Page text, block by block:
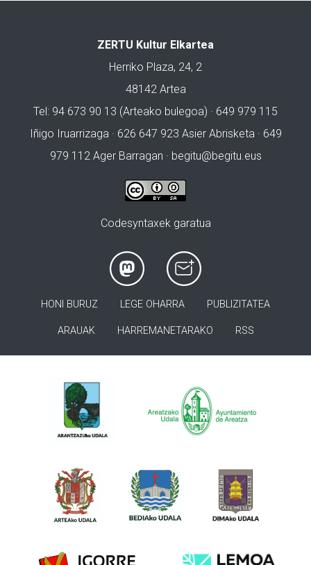
ZERTU Kultur Elkartea
Herriko Plaza, 24, 2
48142 Artea
Tel: 94 673 90 13 (Arteako bulegoa) · 649 979 115
Iñigo Iruarrizaga · 626 647 923 Asier Abrisketa · 649
979 112 Ager Barragan · begitu@begitu.eus
Codesyntaxek garatua
HONI BURUZ LEGE OHARRA PUBLIZITATEA
ARAUAK HARREMANETARAKO RSS